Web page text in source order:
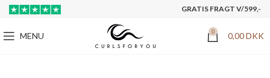
GRATIS FRAGT V/599,-
MENU 0 0,00DKK